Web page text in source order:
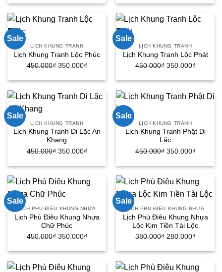
450.000₫.là:
350.000₫.
450.000₫.là:
Sale
LỊCH KHUNG TRANH
Lịch Khung Tranh Lộc Phúc
450.000₫ Giá
450.000₫.
350.000₫
là:
350.000₫.
Sale
LỊCH KHUNG TRANH
Lịch Khung Tranh Lộc Phát
450.000₫ Giá
450.000₫.
350.000₫
là:
Sale
LỊCH KHUNG TRANH
Lịch Khung Tranh Di Lặc An
Khang
450.000₫ Giá
450.000₫.
350.000₫
là:
350.000₫.
Sale
LỊCH KHUNG TRANH
Lịch Khung Tranh Phật Di
Lặc
450.000₫ Giá
450.000₫.
350.000₫
là:
Sale
LỊCH PHÙ ĐIÊU KHUNG NHỰA
Lịch Phù Điêu Khung Nhựa
Chữ Phúc
450.000₫ Giá
450.000₫.
350.000₫
là:
Sale
LỊCH PHÙ ĐIÊU KHUNG NHỰA
Lịch Phù Điêu Khung Nhựa
Lộc Kim Tiền Tài Lộc
380.000₫ Giá
380.000₫.
280.000₫
là: